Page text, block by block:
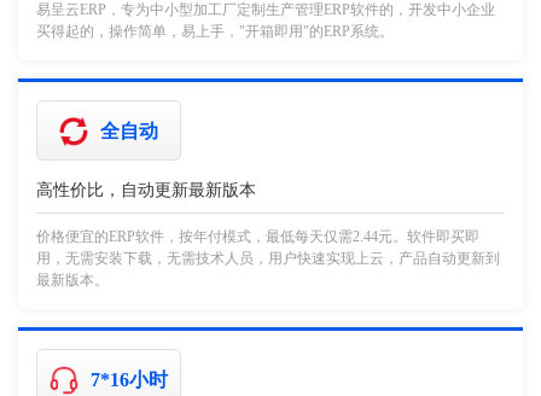
易呈云ERP，专为中小型加工厂定制生产管理ERP软件的，开发中小企业
买得起的，操作简单，易上手，"开箱即用"的ERP系统。
全自动
高性价比，自动更新最新版本
价格便宜的ERP软件，按年付模式，最低每天仅需2.44元。软件即买即
用，无需安装下载，无需技术人员，用户快速实现上云，产品自动更新到
最新版本。
7*16小时